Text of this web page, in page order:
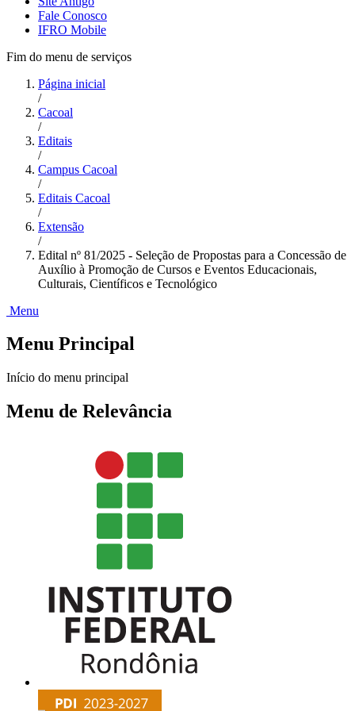
Fale Conosco
IFRO Mobile
Fim do menu de serviços
Página inicial
/
Cacoal
/
Editais
/
Campus Cacoal
/
Editais Cacoal
/
Extensão
/
Edital nº 81/2025 - Seleção de Propostas para a Concessão de
Auxílio à Promoção de Cursos e Eventos Educacionais,
Culturais, Científicos e Tecnológico
Menu
Menu Principal
Início do menu principal
Menu de Relevância